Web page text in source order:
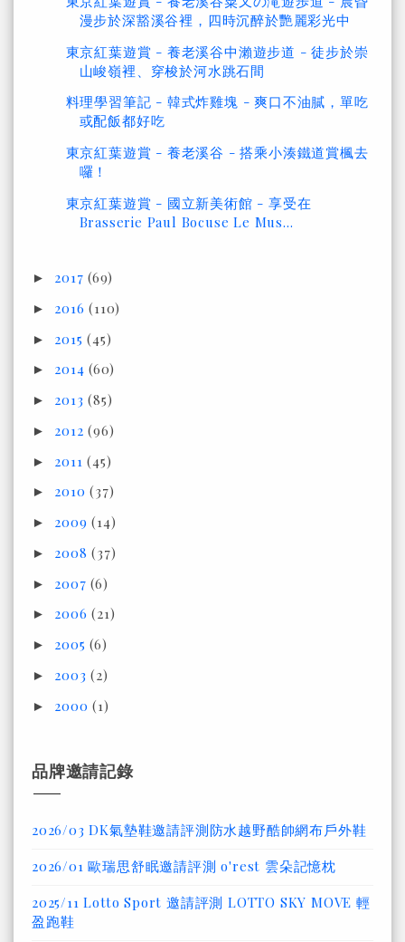
漫步於深豁溪谷裡，四時沉醉於艷麗彩光中
東京紅葉遊賞 - 養老溪谷中瀨遊步道 - 徒步於崇
山峻嶺裡、穿梭於河水跳石間
料理學習筆記 - 韓式炸雞塊 - 爽口不油膩，單吃
或配飯都好吃
東京紅葉遊賞 - 養老溪谷 - 搭乘小湊鐵道賞楓去
囉！
東京紅葉遊賞 - 國立新美術館 - 享受在
Brasserie Paul Bocuse Le Mus...
► 2017(69)
► 2016(110)
► 2015(45)
► 2014(60)
► 2013(85)
► 2012(96)
► 2011(45)
► 2010(37)
► 2009(14)
► 2008(37)
► 2007(6)
► 2006(21)
► 2005(6)
► 2003(2)
► 2000(1)
品牌邀請記錄
2026/03 DK氣墊鞋邀請評測防水越野酷帥網布戶外鞋
2026/01 歐瑞思舒眠邀請評測 o'rest 雲朵記憶枕
2025/11 Lotto Sport 邀請評測 LOTTO SKY MOVE 輕
盈跑鞋